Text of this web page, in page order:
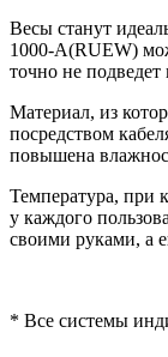
Весы станут
1000-A(RUEW)
точно не подведет
Материал, из
посредством
повышена
Температура, при
у каждого
своими руками, а
* Все системы